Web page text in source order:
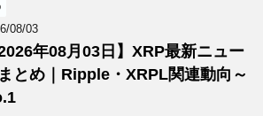
08/03
2026年08月03日】XRP最新ニュー
とめ｜Ripple・XRPL関連動向～